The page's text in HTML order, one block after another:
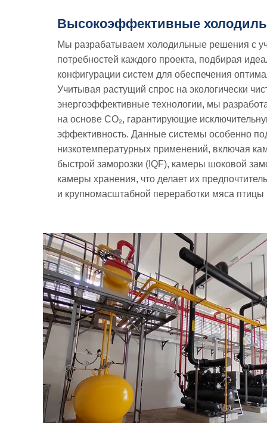
Высокоэффективные
Мы разрабатываем холодильные решения с
потребностей каждого проекта, подбирая
конфигурации систем для обеспечения
Учитывая растущий спрос на экологически
энергоэффективные технологии, мы
на основе CO₂, гарантирующие
эффективность. Данные системы особенно
низкотемпературных применений, включая
быстрой заморозки (IQF), камеры шоковой
камеры хранения, что делает их
и крупномасштабной переработки мяса птицы